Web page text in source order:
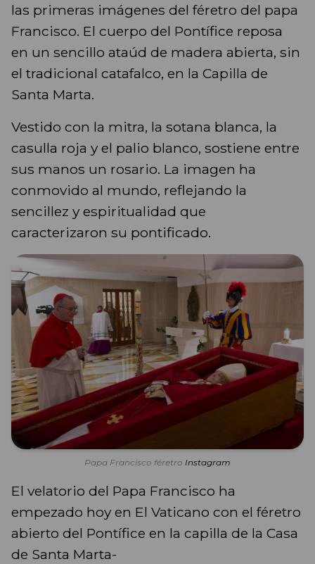
las primeras imágenes del féretro del papa
Francisco. El cuerpo del Pontífice reposa
en un sencillo ataúd de madera abierta, sin
el tradicional catafalco, en la Capilla de
Santa Marta.
Vestido con la mitra, la sotana blanca, la
casulla roja y el palio blanco, sostiene entre
sus manos un rosario. La imagen ha
conmovido al mundo, reflejando la
sencillez y espiritualidad que
caracterizaron su pontificado.
Papa Francisco féretro Instagram
El velatorio del Papa Francisco ha
empezado hoy en El Vaticano con el féretro
abierto del Pontífice en la capilla de la Casa
de Santa Marta-